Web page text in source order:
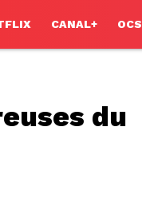
CANAL+ OCS
du